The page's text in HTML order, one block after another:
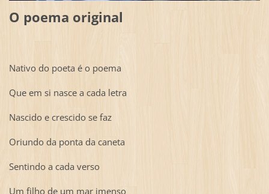
O poema original
Nativo do poeta é o poema
Que em si nasce a cada letra
Nascido e crescido se faz
Oriundo da ponta da caneta
Sentindo a cada verso
Um filho de um mar imenso